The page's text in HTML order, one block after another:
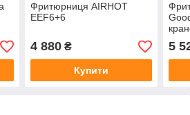
Фритюрниця AIRHOT
EEF6+6
4 880₴
Купити
5